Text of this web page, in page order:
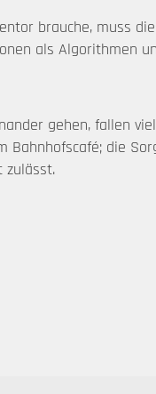
brauche, muss
als Algorithmen
gehen, fallen
die
zulässt.